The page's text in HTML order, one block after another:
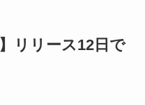
リリース12日で